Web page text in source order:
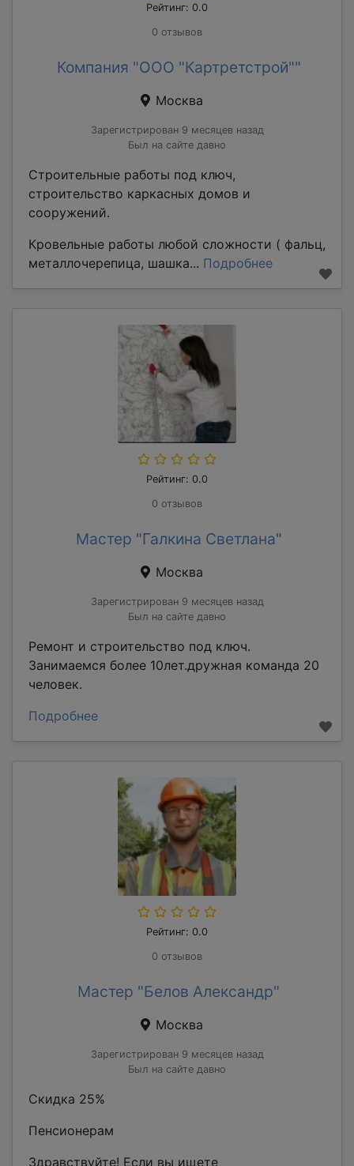
Рейтинг: 0.0
0 отзывов
Компания "ООО "Картретстрой""
Москва
Зарегистрирован 9 месяцев назад
Был на сайте давно
Строительные работы под ключ,
строительство каркасных домов и
сооружений.
Кровельные работы любой сложности ( фальц,
металлочерепица, шашка... Подробнее
Рейтинг: 0.0
0 отзывов
Мастер "Галкина Светлана"
Москва
Зарегистрирован 9 месяцев назад
Был на сайте давно
Ремонт и строительство под ключ.
Занимаемся более 10лет.дружная команда 20
человек.
Подробнее
Рейтинг: 0.0
0 отзывов
Мастер "Белов Александр"
Москва
Зарегистрирован 9 месяцев назад
Был на сайте давно
Скидка 25%
Пенсионерам
Здравствуйте! Если вы ищете